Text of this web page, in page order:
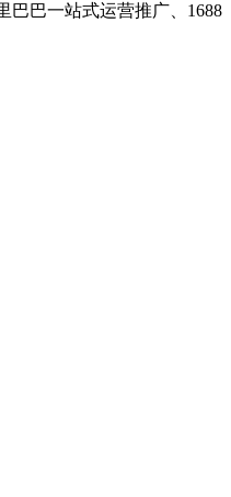
巴巴一站式运营推广、1688